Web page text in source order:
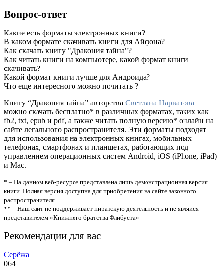
Вопрос-ответ
Какие есть форматы электронных книги?
В каком формате скачивать книги для Айфона?
Как скачать книгу "Дракония тайна"?
Как читать книги на компьютере, какой формат книги
скачивать?
Какой формат книги лучше для Андроида?
Что еще интересного можно почитать ?
Книгу “Дракония тайна” авторства Светлана Нарватова
можно скачать бесплатно* в различных форматах, таких как
fb2, txt, epub и pdf, а также читать полную версию* онлайн на
сайте легального распространителя. Эти форматы подходят
для использования на электронных книгах, мобильных
телефонах, смартфонах и планшетах, работающих под
управлением операционных систем Android, iOS (iPhone, iPad)
и Mac.
* – На данном веб-ресурсе представлена лишь демонстрационная версия
книги. Полная версия доступна для приобретения на сайте законного
распространителя.
** – Наш сайт не поддерживает пиратскую деятельность и не являйся
представителем «Книжного братства Флибуста»
Рекомендации для вас
Серёжа
064